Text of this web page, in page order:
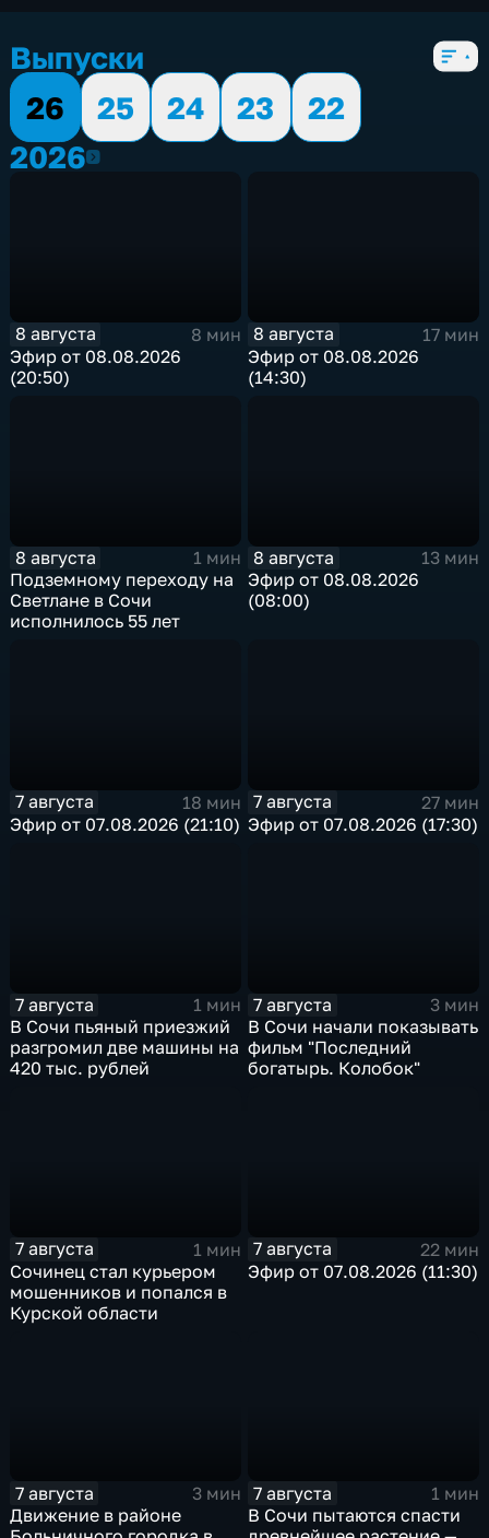
Выпуски
26
25 24 23
22
20262026
8 августа
8 мин
Эфир от 08.08.2026
(20:50)
8 августа
17 мин
Эфир от 08.08.2026
(14:30)
8 августа
1 мин
Подземному переходу на
Светлане в Сочи
исполнилось 55 лет
8 августа
13 мин
Эфир от 08.08.2026
(08:00)
7 августа
18 мин
Эфир от 07.08.2026 (21:10)
7 августа
27 мин
Эфир от 07.08.2026 (17:30)
7 августа
1 мин
В Сочи пьяный приезжий
разгромил две машины на
420 тыс. рублей
7 августа
3 мин
В Сочи начали показывать
фильм "Последний
богатырь. Колобок"
7 августа
1 мин
Сочинец стал курьером
мошенников и попался в
Курской области
7 августа
22 мин
Эфир от 07.08.2026 (11:30)
7 августа
3 мин
Движение в районе
7 августа
1 мин
В Сочи пытаются спасти